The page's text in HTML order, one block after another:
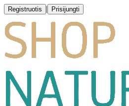
Registruotis | Prisijungti